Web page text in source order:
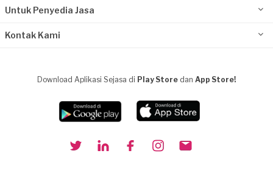
Untuk Penyedia Jasa
Kontak Kami
Download Aplikasi Sejasa di Play Store dan App Store!